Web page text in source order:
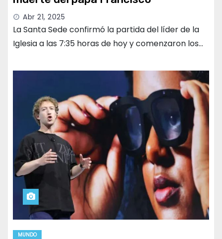
Abr 21, 2025
La Santa Sede confirmó la partida del líder de la
Iglesia a las 7:35 horas de hoy y comenzaron los…
MUNDO